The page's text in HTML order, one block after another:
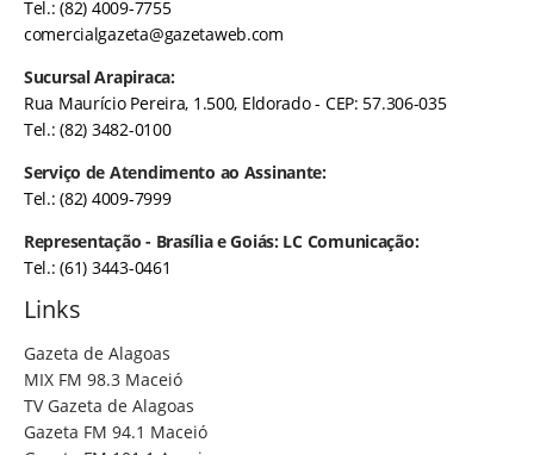
Tel.: (82) 4009-7755
comercialgazeta@gazetaweb.com
Sucursal Arapiraca:
Rua Maurício Pereira, 1.500, Eldorado - CEP: 57.306-035
Tel.: (82) 3482-0100
Serviço de Atendimento ao Assinante:
Tel.: (82) 4009-7999
Representação - Brasília e Goiás: LC Comunicação:
Tel.: (61) 3443-0461
Links
Gazeta de Alagoas
MIX FM 98.3 Maceió
TV Gazeta de Alagoas
Gazeta FM 94.1 Maceió